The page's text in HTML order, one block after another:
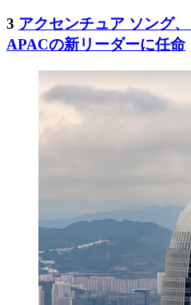
3 アクセンチュア ソング
APACの新リーダーに任命